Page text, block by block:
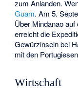
zum Anlanden.
Guam. Am 5.
Über Mindanao auf
erreicht die
Gewürzinseln bei
mit den
Wirtschaft